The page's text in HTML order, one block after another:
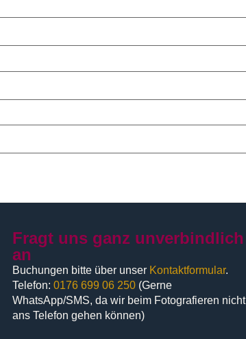
Fragt uns ganz unverbindlich
an
Buchungen bitte über unser Kontaktformular.
Telefon: 0176 699 06 250(Gerne
WhatsApp/SMS, da wir beim Fotografieren nicht
ans Telefon gehen können)